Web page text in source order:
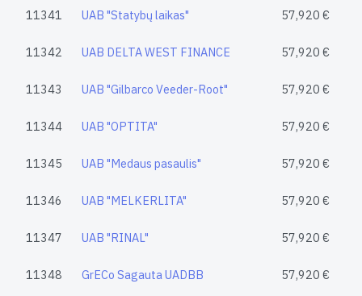
11341 UAB "Statybų laikas" 57,920 €
11342 UAB DELTA WEST FINANCE 57,920 €
11343 UAB "Gilbarco Veeder-Root" 57,920 €
11344 UAB "OPTITA" 57,920 €
11345 UAB "Medaus pasaulis" 57,920 €
11346 UAB "MELKERLITA" 57,920 €
11347 UAB "RINAL" 57,920 €
11348 GrECo Sagauta UADBB 57,920 €